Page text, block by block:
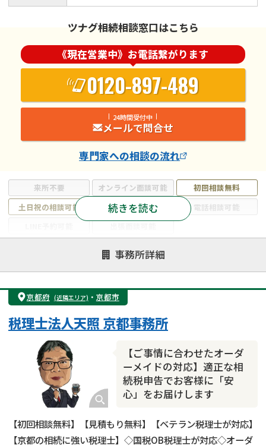
来所不要 オンライン面談可能
初回相談無料
土日祝の相談可能
19時以降電話可能
電話相談可能
遺言書作成・遺言執行
相続放棄
相続登記
遺産分割
遺留分侵害額請求
相続税申告
相続手続き
銀行手続き
成年後見・任意後見
贈与税
相続人調査
相続財産調査
不動産評価(相続不動産)
相続トラブル
続きを読む
ツナグ相続相談窓口はこちら
《現在営業中》お電話繋がります
0120-897-489
24時間受付中
メールで問合せ
専門家への相談の流れ
事務所詳細
京都府 (近隣エリア) ・ 京都市
【ご事情に合わせたオーダ
ーメイドの対応】適正な相
続税申告でお客様に「安
心」をお届けします
税理士法人天照 京都事務所
【初回相談無料】【見積もり無料】【ベテラン税理士が対応】
【京都の相続に強い税理士】◇国税OB税理士が対応◇オーダ